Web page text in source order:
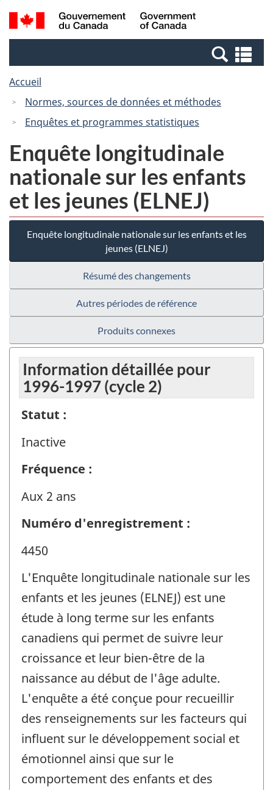
Passer
au
Passer
à
Canada
Recherche
et
et
Accueil
Normes, sources de données et méthodes
Enquêtes et programmes statistiques
Enquête longitudinale
nationale sur les enfants
et les jeunes (ELNEJ)
Enquête longitudinale nationale sur les enfants et les
jeunes (ELNEJ)
Résumé des changements
Autres périodes de référence
Produits connexes
Information détaillée pour
1996-1997 (cycle 2)
Statut :
Inactive
Fréquence :
Aux 2 ans
Numéro d'enregistrement :
4450
L'Enquête longitudinale nationale sur les
enfants et les jeunes (ELNEJ) est une
étude à long terme sur les enfants
canadiens qui permet de suivre leur
croissance et leur bien-être de la
naissance au début de l'âge adulte.
L'enquête a été conçue pour recueillir
des renseignements sur les facteurs qui
influent sur le développement social et
émotionnel ainsi que sur le
comportement des enfants et des